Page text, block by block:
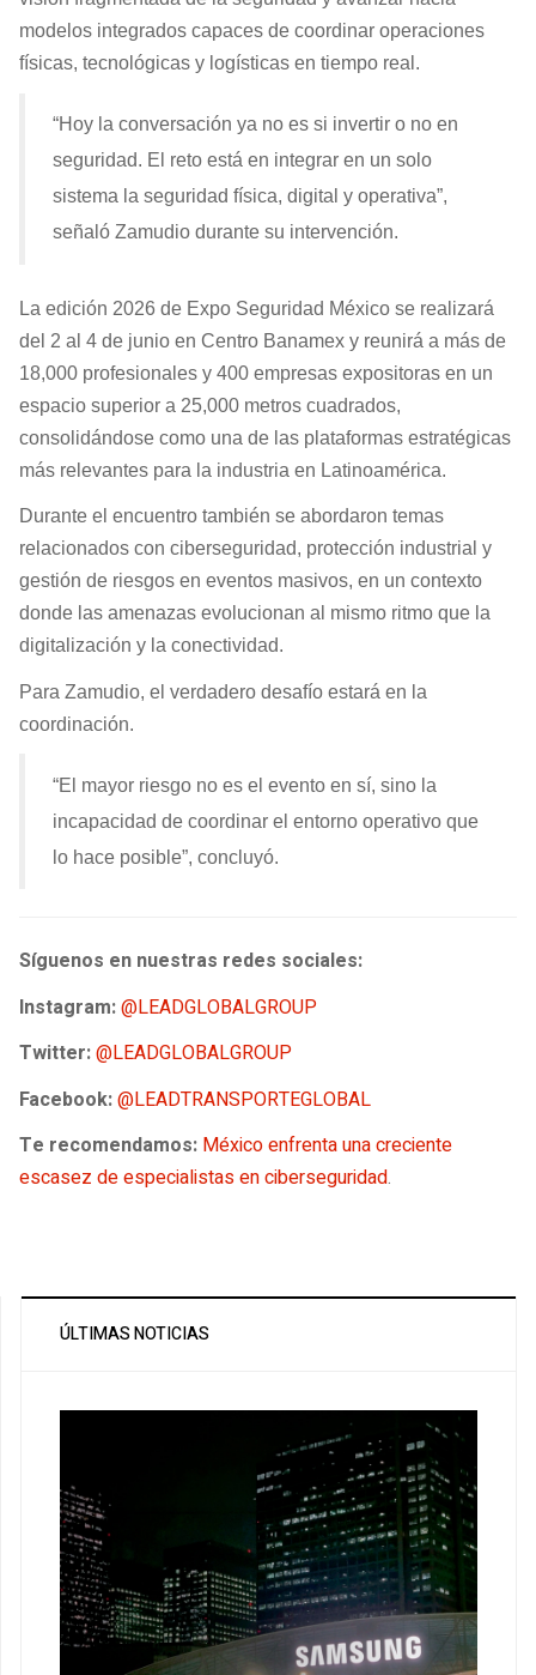
modelos integrados capaces de coordinar operaciones
físicas, tecnológicas y logísticas en tiempo real.
“Hoy la conversación ya no es si invertir o no en
seguridad. El reto está en integrar en un solo
sistema la seguridad física, digital y operativa”,
señaló Zamudio durante su intervención.
La edición 2026 de Expo Seguridad México se realizará
del 2 al 4 de junio en Centro Banamex y reunirá a más de
18,000 profesionales y 400 empresas expositoras en un
espacio superior a 25,000 metros cuadrados,
consolidándose como una de las plataformas estratégicas
más relevantes para la industria en Latinoamérica.
Durante el encuentro también se abordaron temas
relacionados con ciberseguridad, protección industrial y
gestión de riesgos en eventos masivos, en un contexto
donde las amenazas evolucionan al mismo ritmo que la
digitalización y la conectividad.
Para Zamudio, el verdadero desafío estará en la
coordinación.
“El mayor riesgo no es el evento en sí, sino la
incapacidad de coordinar el entorno operativo que
lo hace posible”, concluyó.
Síguenos en nuestras redes sociales:
Instagram:@LEADGLOBALGROUP
Twitter:@LEADGLOBALGROUP
Facebook:@LEADTRANSPORTEGLOBAL
Te recomendamos: México enfrenta una creciente
escasez de especialistas en ciberseguridad.
ÚLTIMAS NOTICIAS